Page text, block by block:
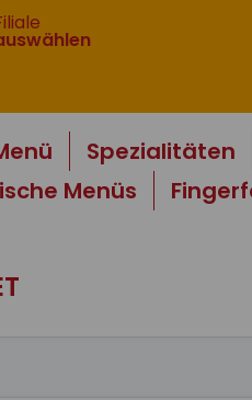
Spezialitäten
Menüs